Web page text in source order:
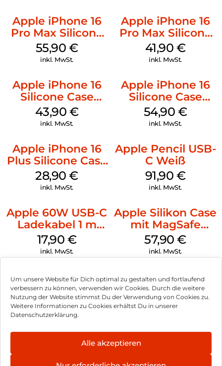
Um unsere Website für Dich optimal zu gestalten und fortlaufend
verbessern zu können, verwenden wir Cookies. Durch die weitere
Nutzung der Website stimmst Du der Verwendung von Cookies zu.
Weitere Informationen zu Cookies erhältst Du in unserer
Datenschutzerklärung.
Alle akzeptieren
Apple iPhone 16
Pro Max Silicone
Case MagSafe
Stone Gray
55,90 €
inkl. MwSt.
Apple iPhone 16
Pro Max Silicone
Case MagSafe
Ultramarine
41,90 €
inkl. MwSt.
Apple iPhone 16
Silicone Case
MagSafe Plum
43,90 €
inkl. MwSt.
Apple iPhone 16
Silicone Case
MagSafe Black
54,90 €
inkl. MwSt.
Apple iPhone 16
Plus Silicone Case
MagSafe Black
28,90€
inkl. MwSt.
Apple Pencil USB-
C Weiß
91,90 €
inkl. MwSt.
Apple 60W USB-C
Ladekabel 1 m
Weiß
17,90 €
inkl. MwSt.
Apple Silikon Case
mit MagSafe
iPhone 14 Pro
(PRODUCT)RED
57,90€
inkl. MwSt.
Impressum